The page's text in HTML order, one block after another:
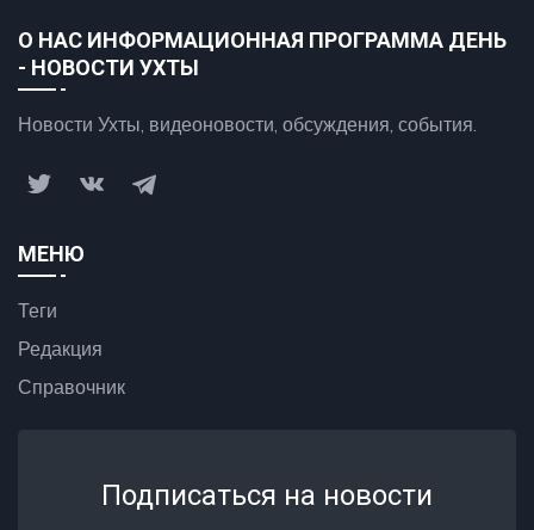
О НАС ИНФОРМАЦИОННАЯ ПРОГРАММА ДЕНЬ
- НОВОСТИ УХТЫ
Новости Ухты, видеоновости, обсуждения, события.
МЕНЮ
Теги
Редакция
Справочник
Подписаться на новости